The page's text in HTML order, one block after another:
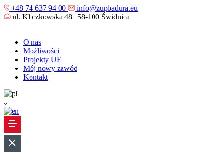
+48 74 637 94 00
info@zupbadura.eu
ul. Kliczkowska 48 | 58-100 Świdnica
O nas
Możliwości
Projekty UE
Mój nowy zawód
Kontakt